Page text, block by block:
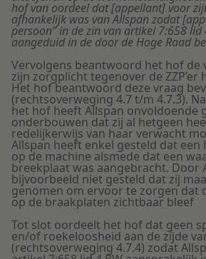
hof van oordeel dat [appellant] voor
afhankelijk was van Allspan zodat
persoon” in de zin van artikel 7:658
aangeduid in de door de Hoge Raad
Vervolgens beantwoord het hof de
zijn zorgplicht tegenover de ZZP’er
Het hof beantwoord deze vraag
(rechtsoverweging 4.7 t/m 4.7.3).
het hof heeft Allspan onvoldoende
onderbouwen dat zij al hetgeen
redelijkerwijs van haar verwacht
Allspan heeft enkel gesteld dat een
op de machine alsmede dat een
breekplaat was aangebracht. Door
bijvoorbeeld niet gesteld dat zij
genomen om ervoor te zorgen dat
op de braakplaten zichtbaar bleef
Tot slot oordeelt het hof dat geen
en/of roekeloosheid aan de zijde
(rechtsoverweging 4.7.4) zodat